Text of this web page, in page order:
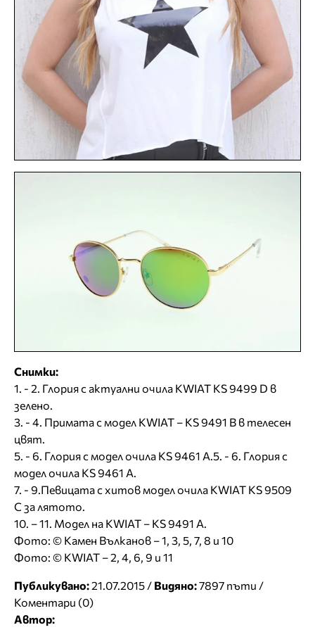
Снимки:
1. - 2. Глория с актуални очила KWIAT KS 9499 D в
зелено.
3. - 4. Примата с модел KWIAT – KS 9491 B в телесен
цвят.
5. - 6. Глория с модел очила KS 9461 A.5. - 6. Глория с
модел очила KS 9461 A.
7. - 9.Певицата с хитов модел очила KWIAT KS 9509
C за лятото.
10. – 11. Модел на KWIAT – KS 9491 A.
Фото: © Камен Вълканов – 1, 3, 5, 7, 8 и 10
Фото: © KWIAT – 2, 4, 6, 9 и 11
Публикувано:21.07.2015 / Видяно:7897 пъти /
Коментари (0)
Автор: